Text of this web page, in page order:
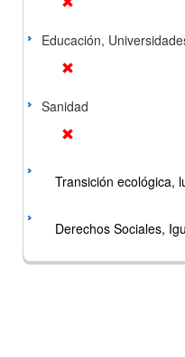
Educación,
Sanidad
Transición ecológica,
Derechos Sociales,